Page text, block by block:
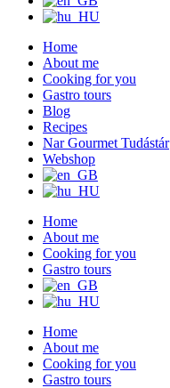
Home
About me
Cooking for you
Gastro tours
Blog
Recipes
Nar Gourmet Tudástár
Webshop
Home
About me
Cooking for you
Gastro tours
Home
About me
Cooking for you
Gastro tours